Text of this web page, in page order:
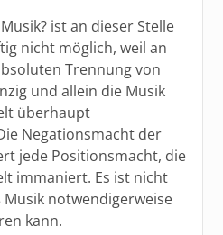
ist an dieser Stelle
nicht möglich, weil an
Trennung von
und allein die Musik
überhaupt
Negationsmacht der
jede Positionsmacht, die
immaniert. Es ist nicht
notwendigerweise
kann.